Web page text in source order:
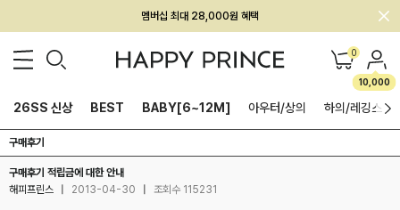
멤버십 최대 28,000원 혜택
0
10,000
26SS 신상 BEST BABY[6~12M] 아우터/상의 하의/레깅스
구매후기
구매후기 적립금에 대한 안내
해피프린스
2013-04-30 조회수 115231